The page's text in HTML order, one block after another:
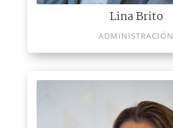
Lina Brito
ADMINISTRACIÓN